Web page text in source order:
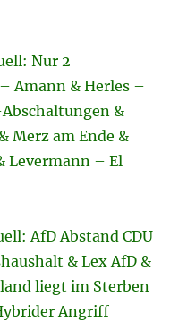
Nur 2
Amann & Herles –
&
Merz am Ende &
Levermann – El
AfD Abstand CDU
& Lex AfD &
liegt im Sterben
Angriff